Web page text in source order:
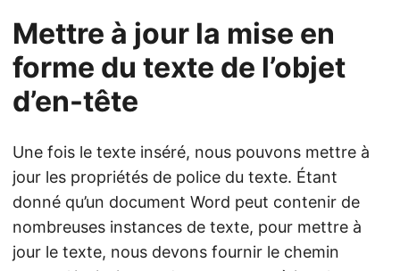
Mettre à jour la mise en
forme du texte de l’objet
d’en-tête
Une fois le texte inséré, nous pouvons mettre à
jour les propriétés de police du texte. Étant
donné qu’un document Word peut contenir de
nombreuses instances de texte, pour mettre à
jour le texte, nous devons fournir le chemin